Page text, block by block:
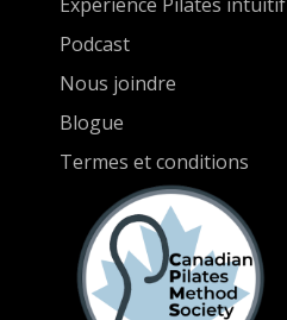
Podcast
Nous joindre
Blogue
Termes et conditions